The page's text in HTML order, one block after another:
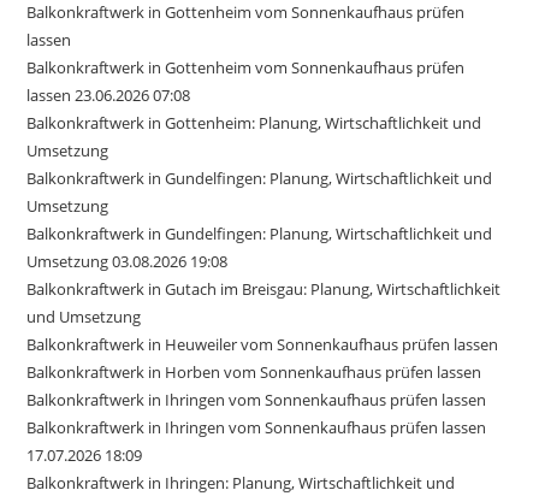
Balkonkraftwerk in Gottenheim vom Sonnenkaufhaus prüfen
lassen
Balkonkraftwerk in Gottenheim vom Sonnenkaufhaus prüfen
lassen 23.06.2026 07:08
Balkonkraftwerk in Gottenheim: Planung, Wirtschaftlichkeit und
Umsetzung
Balkonkraftwerk in Gundelfingen: Planung, Wirtschaftlichkeit und
Umsetzung
Balkonkraftwerk in Gundelfingen: Planung, Wirtschaftlichkeit und
Umsetzung 03.08.2026 19:08
Balkonkraftwerk in Gutach im Breisgau: Planung, Wirtschaftlichkeit
und Umsetzung
Balkonkraftwerk in Heuweiler vom Sonnenkaufhaus prüfen lassen
Balkonkraftwerk in Horben vom Sonnenkaufhaus prüfen lassen
Balkonkraftwerk in Ihringen vom Sonnenkaufhaus prüfen lassen
Balkonkraftwerk in Ihringen vom Sonnenkaufhaus prüfen lassen
17.07.2026 18:09
Balkonkraftwerk in Ihringen: Planung, Wirtschaftlichkeit und